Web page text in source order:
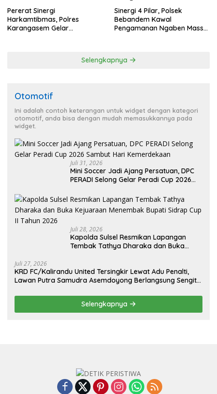
Pererat Sinergi
Harkamtibmas, Polres
Karangasem Gelar
Sinergi 4 Pilar, Polsek
Bebandem Kawal
Pengamanan Ngaben Massal
Selengkapnya
Otomotif
Ini adalah contoh keterangan untuk widget dengan kategori
otomotif, anda bisa dengan mudah memasukkannya pada
widget.
Juli 31, 2026
Mini Soccer Jadi Ajang Persatuan, DPC
PERADI Selong Gelar Peradi Cup 2026
Juli 28, 2026
Kapolda Sulsel Resmikan Lapangan
Tembak Tathya Dharaka dan Buka
Juli 27, 2026
KRD FC/Kalirandu United Tersingkir Lewat Adu Penalti,
Lawan Putra Samudra Asemdoyong Berlangsung Sengit
Selengkapnya